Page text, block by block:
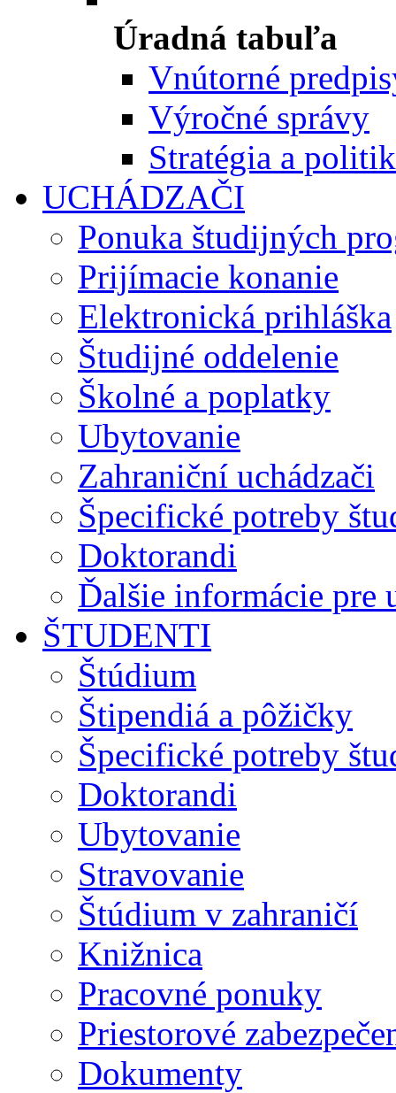
Úradná tabuľa
Vnútorné
Výročné správy
Stratégia a
UCHÁDZAČI
Ponuka študijných
Prijímacie konanie
Elektronická prihláška
Študijné oddelenie
Školné a poplatky
Ubytovanie
Zahraniční uchádzači
Špecifické potreby
Doktorandi
Ďalšie informácie pre
ŠTUDENTI
Štúdium
Štipendiá a pôžičky
Špecifické potreby
Doktorandi
Ubytovanie
Stravovanie
Štúdium v zahraničí
Knižnica
Pracovné ponuky
Priestorové
Dokumenty